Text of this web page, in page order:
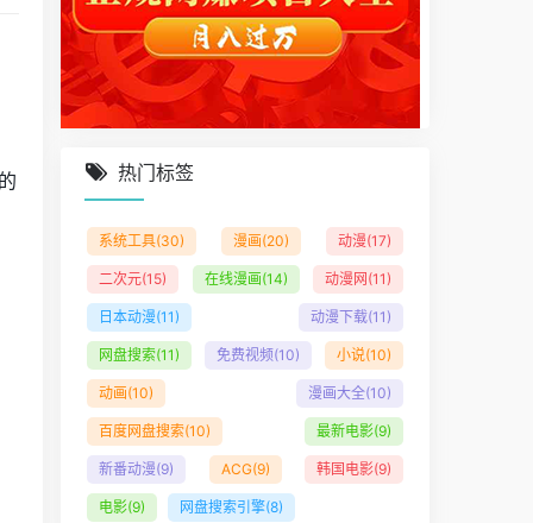
热门标签
系统工具(30) 漫画(20) 动漫(17)
二次元(15) 在线漫画(14) 动漫网 (11)
日本动漫(11) 动漫下载(11)
网盘搜索(11) 免费视频(10) 小说(10)
动画(10) 漫画大全(10)
百度网盘搜索(10) 最新电影(9)
新番动漫(9) ACG(9) 韩国电影(9)
电影(9) 网盘搜索引擎(8)